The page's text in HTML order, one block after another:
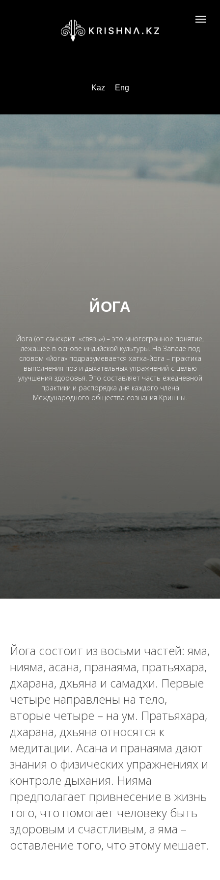
Kaz Eng
ЙОГА
Йога (от санскрит. «связь») – это многогранное понятие,
лежащее в основе индийской культуры. На Западе под
словом «йога» подразумевается хатха-йога – практика
выполнения поз и дыхательных упражнений с целью
улучшения здоровья. Это составляет часть ежедневной
практики и распорядка дня каждого члена
Международного общества сознания Кришны.
Йога состоит из восьми частей: яма,
нияма, асана, пранаяма, пратьяхара,
дхарана, дхьяна и самадхи. Первые
четыре направлены на тело,
вторые четыре – на ум. Пратьяхара,
дхарана, дхьяна относятся к
медитации. Асана и пранаяма дают
знания о физических упражнениях и
контроле дыхания. Нияма
предполагает привнесение в жизнь
того, что помогает человеку быть
здоровым и счастливым, а яма –
оставление того, что этому мешает.